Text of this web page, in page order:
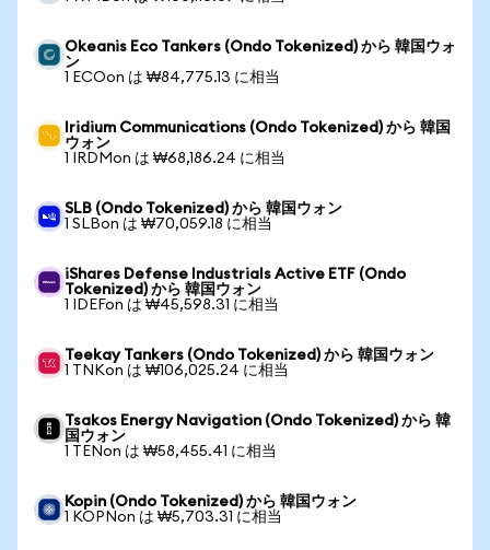
Okeanis Eco Tankers (Ondo Tokenized) から 韓国ウォ
ン
1 ECOon は ₩84,775.13 に相当
Iridium Communications (Ondo Tokenized) から 韓国
ウォン
1 IRDMon は ₩68,186.24 に相当
SLB (Ondo Tokenized) から 韓国ウォン
1 SLBon は ₩70,059.18 に相当
iShares Defense Industrials Active ETF (Ondo
Tokenized) から 韓国ウォン
1 IDEFon は ₩45,598.31 に相当
Teekay Tankers (Ondo Tokenized) から 韓国ウォン
1 TNKon は ₩106,025.24 に相当
Tsakos Energy Navigation (Ondo Tokenized) から 韓
国ウォン
1 TENon は ₩58,455.41 に相当
Kopin (Ondo Tokenized) から 韓国ウォン
1 KOPNon は ₩5,703.31 に相当